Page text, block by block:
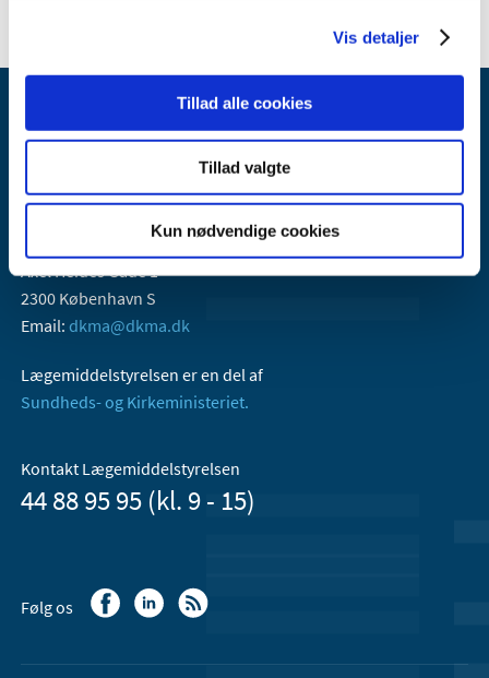
Vis detaljer
Tillad alle cookies
Tillad valgte
Kun nødvendige cookies
Lægemiddelstyrelsen
Axel Heides Gade 1
2300 København S
Email: dkma@dkma.dk
Lægemiddelstyrelsen er en del af
Sundheds- og Kirkeministeriet.
Kontakt Lægemiddelstyrelsen
44 88 95 95 (kl. 9 - 15)
Følg os